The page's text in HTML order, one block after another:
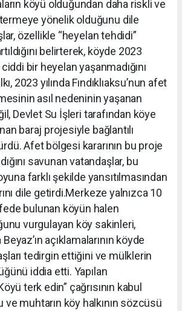
köyü olduğundan daha riskli ve
yönelik olduğunu dile
özellikle “heyelan tehdidi”
belirterek, köyde 2023
bir heyelan yaşanmadığını
2023 yılında Fındıklıaksu’nun afet
asıl nedeninin yaşanan
Devlet Su İşleri tarafından köye
baraj projesiyle bağlantılı
Afet bölgesi kararının bu proje
savunan vatandaşlar, bu
farklı şekilde yansıtılmasından
dile getirdi.Merkeze yalnızca 10
bulunan köyün halen
vurgulayan köy sakinleri,
açıklamalarının köyde
tedirgin ettiğini ve mülklerin
iddia etti. Yapılan
terk edin” çağrısının kabul
muhtarın köy halkının sözcüsü